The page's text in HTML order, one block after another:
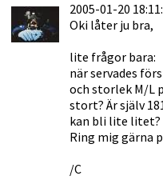
2005-01-20
Oki låter ju bra,
lite frågor bara:
när servades
och storlek M/L
stort? Är själv
kan bli lite litet?
Ring mig gärna
/C